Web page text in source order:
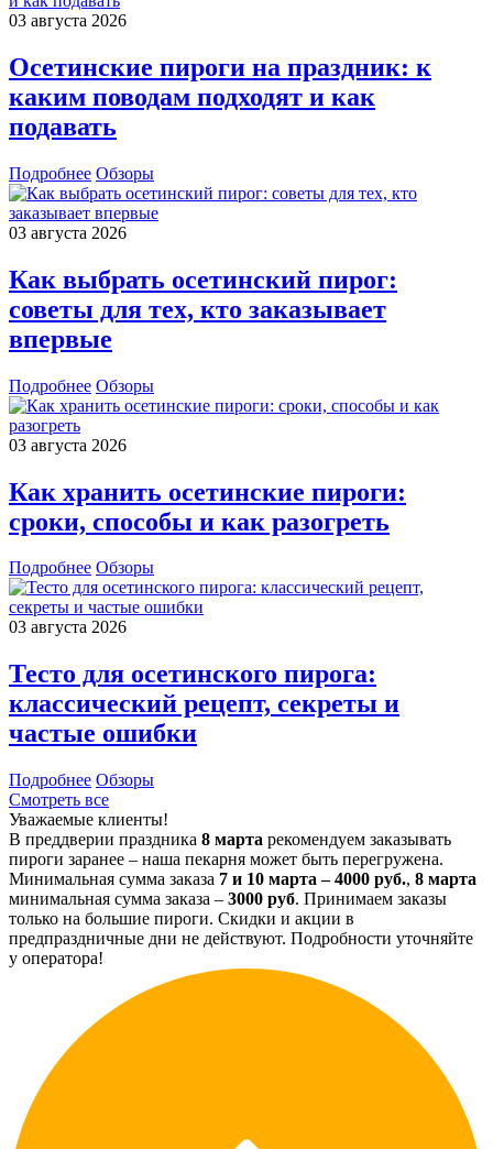
03 августа 2026
Осетинские пироги на праздник: к
каким поводам подходят и как
подавать
Подробнее Обзоры
03 августа 2026
Как выбрать осетинский пирог:
советы для тех, кто заказывает
впервые
Подробнее Обзоры
03 августа 2026
Как хранить осетинские пироги:
сроки, способы и как разогреть
Подробнее Обзоры
03 августа 2026
Тесто для осетинского пирога:
классический рецепт, секреты и
частые ошибки
Подробнее Обзоры
Смотреть все
Уважаемые клиенты!
В преддверии праздника 8 марта рекомендуем заказывать
пироги заранее – наша пекарня может быть перегружена.
Минимальная сумма заказа 7 и 10 марта – 4000 руб., 8 марта
минимальная сумма заказа – 3000 руб. Принимаем заказы
только на большие пироги. Скидки и акции в
предпраздничные дни не действуют. Подробности уточняйте
у оператора!